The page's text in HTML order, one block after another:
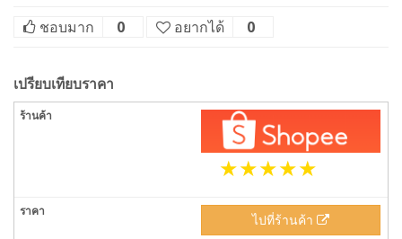
ชอบมาก 0 อยากได้ 0
เปรียบเทียบราคา
ไปที่ร้านค้า